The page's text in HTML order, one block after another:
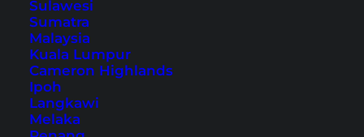
Sulawesi
Sumatra
Malaysia
Kuala Lumpur
Cameron Highlands
Ipoh
Langkawi
Melaka